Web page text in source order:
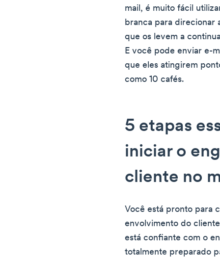
mail, é muito fácil
branca para direcionar
que os levem a
E você pode enviar e-
que eles atingirem
como 10 cafés.
5 etapas
iniciar o
cliente no
Você está pronto para
envolvimento do
está confiante com o
totalmente preparado